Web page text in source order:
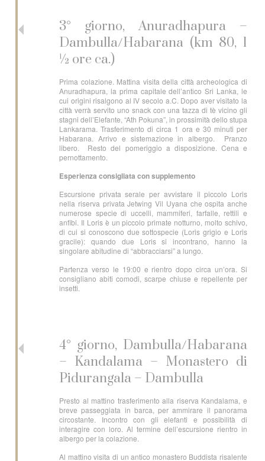
3° giorno, Anuradhapura –
Dambulla/Habarana (km 80, 1
½ ore ca.)
Prima colazione. Mattina visita della città archeologica di
Anuradhapura, la prima capitale dell’antico Sri Lanka, le
cui origini risalgono al IV secolo a.C. Dopo aver visitato la
città verrà servito uno snack con una tazza di tè vicino gli
stagni dell’Elefante, “Ath Pokuna”, in prossimità dello stupa
Lankarama. Trasferimento di circa 1 ora e 30 minuti per
Habarana. Arrivo e sistemazione in albergo. Pranzo
libero. Resto del pomeriggio a disposizione. Cena e
pernottamento.
Esperienza consigliata con supplemento
Escursione privata serale per avvistare il piccolo Loris
nella riserva privata Jetwing Vil Uyana che ospita anche
numerose specie di uccelli, mammiferi, farfalle, rettili e
anfibi. Il Loris è un piccolo primate notturno, molto schivo,
di cui si conoscono due sottospecie (Loris grigio e Loris
gracile): quando due Loris si incontrano, hanno la
singolare abitudine di “abbracciarsi” a lungo.
Partenza verso le 19:00 e rientro dopo circa un’ora. Si
consigliano abiti comodi, scarpe chiuse e repellente per
insetti.
4° giorno, Dambulla/Habarana
– Kandalama – Monastero di
Pidurangala – Dambulla
Presto al mattino trasferimento alla riserva Kandalama, e
breve passeggiata in barca, per ammirare il panorama
circostante. Incontro con gli elefanti e possibilità di
interagire con loro. Al termine dell’escursione rientro in
albergo per la colazione.
Al mattino visita di un antico monastero Buddista risalente